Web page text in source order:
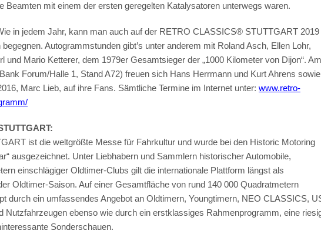
Beamten mit einem der ersten geregelten Katalysatoren unterwegs waren.
in jedem Jahr, kann man auch auf der RETRO CLASSICS® STUTTGART 2019
Autogrammstunden gibt’s unter anderem mit Roland Asch, Ellen Lohr,
und Mario Ketterer, dem 1979er Gesamtsieger der „1000 Kilometer von Dijon“. Am
Forum/Halle 1, Stand A72) freuen sich Hans Herrmann und Kurt Ahrens sowie
Marc Lieb, auf ihre Fans. Sämtliche Termine im Internet unter: www.retro-
ist die weltgrößte Messe für Fahrkultur und wurde bei den Historic Motoring
ausgezeichnet. Unter Liebhabern und Sammlern historischer Automobile,
einschlägiger Oldtimer-Clubs gilt die internationale Plattform längst als
Oldtimer-Saison. Auf einer Gesamtfläche von rund 140 000 Quadratmetern
durch ein umfassendes Angebot an Oldtimern, Youngtimern, NEO CLASSICS,
Nutzfahrzeugen ebenso wie durch ein erstklassiges Rahmenprogramm, eine
Sonderschauen.